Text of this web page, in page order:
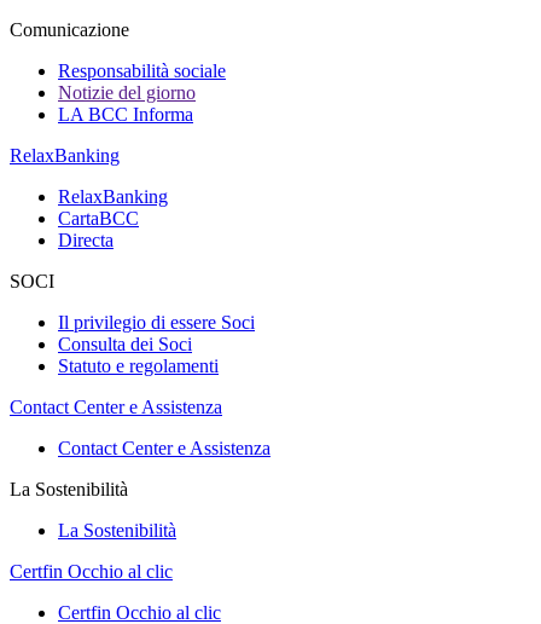
Comunicazione
Responsabilità sociale
Notizie del giorno
LA BCC Informa
RelaxBanking
RelaxBanking
CartaBCC
Directa
SOCI
Il privilegio di essere Soci
Consulta dei Soci
Statuto e regolamenti
Contact Center e Assistenza
Contact Center e Assistenza
La Sostenibilità
La Sostenibilità
Certfin Occhio al clic
Certfin Occhio al clic